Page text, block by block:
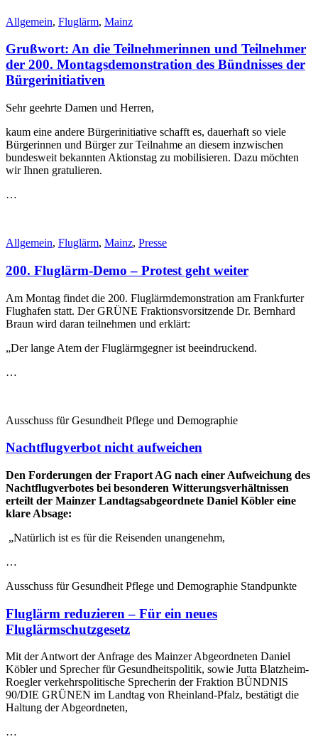
Allgemein, Fluglärm, Mainz
Grußwort: An die Teilnehmerinnen und Teilnehmer
der 200. Montagsdemonstration des Bündnisses der
Bürgerinitiativen
Sehr geehrte Damen und Herren,
kaum eine andere Bürgerinitiative schafft es, dauerhaft so viele
Bürgerinnen und Bürger zur Teilnahme an diesem inzwischen
bundesweit bekannten Aktionstag zu mobilisieren. Dazu möchten
wir Ihnen gratulieren.
…
Allgemein, Fluglärm, Mainz, Presse
200. Fluglärm-Demo – Protest geht weiter
Am Montag findet die 200. Fluglärmdemonstration am Frankfurter
Flughafen statt. Der GRÜNE Fraktionsvorsitzende Dr. Bernhard
Braun wird daran teilnehmen und erklärt:
„Der lange Atem der Fluglärmgegner ist beeindruckend.
…
Ausschuss für Gesundheit Pflege und Demographie
Nachtflugverbot nicht aufweichen
Den Forderungen der Fraport AG nach einer Aufweichung des
Nachtflugverbotes bei besonderen Witterungsverhältnissen
erteilt der Mainzer Landtagsabgeordnete Daniel Köbler eine
klare Absage:
„Natürlich ist es für die Reisenden unangenehm,
…
Ausschuss für Gesundheit Pflege und Demographie Standpunkte
Fluglärm reduzieren – Für ein neues
Fluglärmschutzgesetz
Mit der Antwort der Anfrage des Mainzer Abgeordneten Daniel
Köbler und Sprecher für Gesundheitspolitik, sowie Jutta Blatzheim-
Roegler verkehrspolitische Sprecherin der Fraktion BÜNDNIS
90/DIE GRÜNEN im Landtag von Rheinland-Pfalz, bestätigt die
Haltung der Abgeordneten,
…